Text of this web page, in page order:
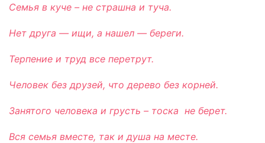
Семья в куче – не страшна и туча.
Нет друга — ищи, а нашел — береги.
Терпение и труд все перетрут.
Человек без друзей, что дерево без корней.
Занятого человека и грусть – тоска не берет.
Вся семья вместе, так и душа на месте.